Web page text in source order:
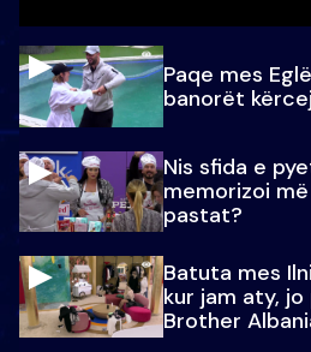
Paqe mes
banorët
Nis sfida e
memorizoi
pastat?
Batuta mes
kur jam aty,
Brother